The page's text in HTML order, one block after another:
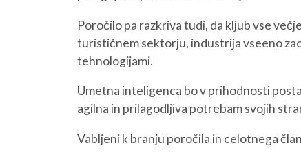
O NAS NAŠE STORITVE
Poročilo pa razkriva tudi, da kljub vse
turističnem sektorju, industrija vseeno
tehnologijami.
Umetna inteligenca bo v prihodnosti
agilna in prilagodljiva potrebam svojih
Vabljeni k branju poročila in celotnega